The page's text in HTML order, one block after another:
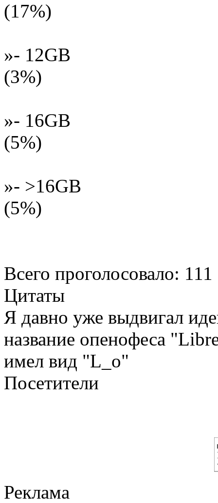
(17%)
»- 12GB
(3%)
»- 16GB
(5%)
»- >16GB
(5%)
Всего проголосовало: 111
Цитаты
Я давно уже выдвигал
название опенофеса
имел вид "L_о"
Посетители
Реклама